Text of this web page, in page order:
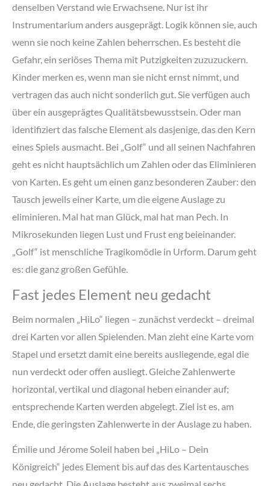
denselben Verstand wie Erwachsene. Nur ist ihr
Instrumentarium anders ausgeprägt. Logik können sie, auch
wenn sie noch keine Zahlen beherrschen. Es besteht die
Gefahr, ein seriöses Thema mit Putzigkeiten zuzuzuckern.
Kinder merken es, wenn man sie nicht ernst nimmt, und
vertragen das auch nicht sonderlich gut. Sie verfügen auch
über ein ausgeprägtes Qualitätsbewusstsein. Oder man
identifiziert das falsche Element als dasjenige, das den Kern
eines Spiels ausmacht. Bei „Golf“ und all seinen Nachfahren
geht es nicht hauptsächlich um Zahlen oder das Eliminieren
von Karten. Es geht um einen ganz besonderen Zauber: den
Tausch jeweils einer Karte, um die eigene Auslage zu
eliminieren. Mal hat man Glück, mal hat man Pech. In
Mikrosekunden liegen Lust und Frust eng beieinander.
„Golf“ ist menschliche Tragikomödie in Urform. Darum geht
es: die ganz großen Gefühle.
Fast jedes Element neu gedacht
Beim normalen „HiLo“ liegen – zunächst verdeckt – dreimal
drei Karten vor allen Spielenden. Man zieht eine Karte vom
Stapel und ersetzt damit eine bereits ausliegende, egal die
nun verdeckt oder offen ausliegt. Gleiche Zahlenwerte
horizontal, vertikal und diagonal heben einander auf;
entsprechende Karten werden abgelegt. Ziel ist es, am
Ende, die geringsten Zahlenwerte in der Auslage zu haben.
Émilie und Jérome Soleil haben bei „HiLo – Dein
Königreich“ jedes Element bis auf das des Kartentausches